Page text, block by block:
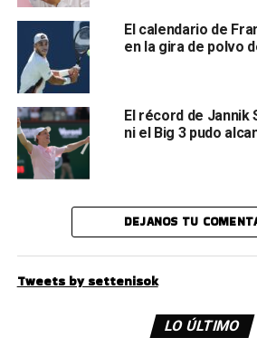
El calendario de
en la gira de polvo
El récord de Jannik
ni el Big 3 pudo
DEJANOS TU
Tweets by settenisok
LO ÚLTIMO